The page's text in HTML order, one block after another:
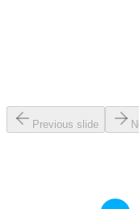
Previous slide